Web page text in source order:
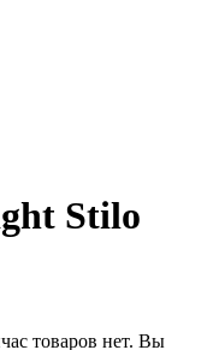
Stilo
товаров нет. Вы